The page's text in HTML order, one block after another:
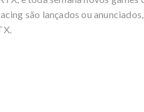
são lançados ou